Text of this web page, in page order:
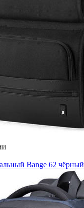
Bange 62 чёрный